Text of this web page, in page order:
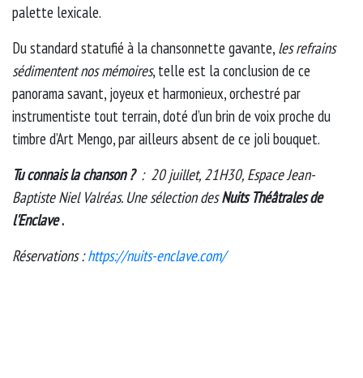
palette lexicale.
Du standard statufié à la chansonnette gavante, les refrains
sédimentent nos mémoires, telle est la conclusion de ce
panorama savant, joyeux et harmonieux, orchestré par
instrumentiste tout terrain, doté d’un brin de voix proche du
timbre d’Art Mengo, par ailleurs absent de ce joli bouquet.
Tu connais la chanson ?: 20 juillet, 21H30, Espace Jean-
Baptiste Niel Valréas. Une sélection desNuits Théâtrales de
l'Enclave.
Réservations :https://nuits-enclave.com/